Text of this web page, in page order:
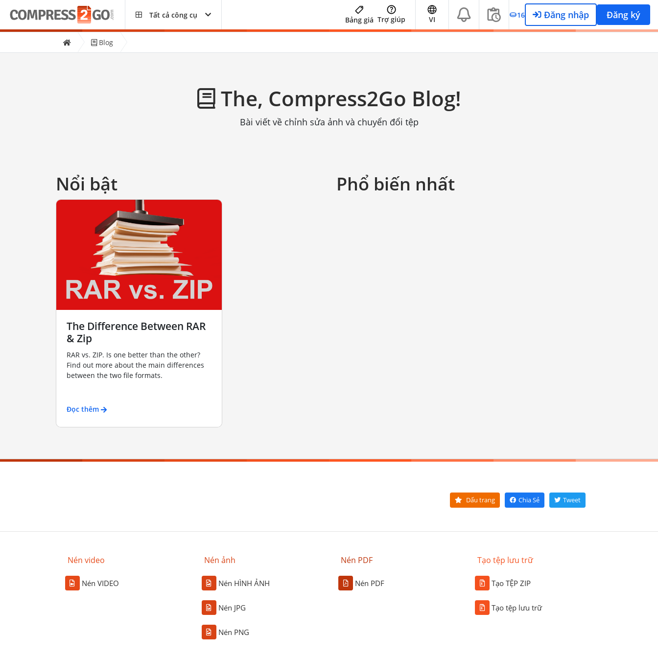
Tất cả công cụ
Bảng giá Trợ giúp VI 16 Đăng nhập Đăng ký
Blog
The, Compress2Go Blog!
Bài viết về chỉnh sửa ảnh và chuyển đổi tệp
Nổi bật
The Difference Between RAR
& Zip
RAR vs. ZIP. Is one better than the other?
Find out more about the main differences
between the two file formats.
Đọc thêm
Phổ biến nhất
Dấu trang Chia Sẻ Tweet
Nén video
Nén VIDEO
Nén ảnh
Nén HÌNH ẢNH
Nén JPG
Nén PNG
Nén PDF
Nén PDF
Tạo tệp lưu trữ
Tạo TỆP ZIP
Tạo tệp lưu trữ